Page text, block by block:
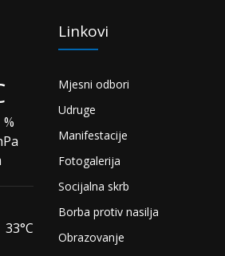
%
33°C
Linkovi
Mjesni odbori
Udruge
Manifestacije
Fotogalerija
Socijalna skrb
Borba protiv nasilja
Obrazovanje